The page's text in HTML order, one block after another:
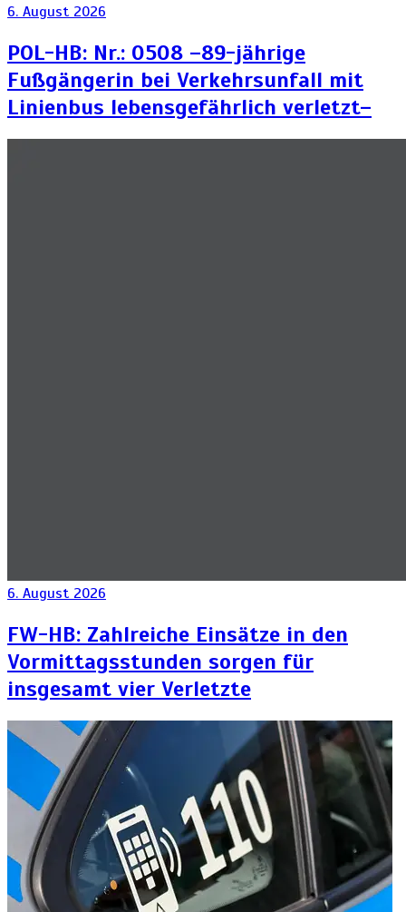
6. August 2026
POL-HB: Nr.: 0508 –89-jährige
Fußgängerin bei Verkehrsunfall mit
Linienbus lebensgefährlich verletzt–
6. August 2026
FW-HB: Zahlreiche Einsätze in den
Vormittagsstunden sorgen für
insgesamt vier Verletzte